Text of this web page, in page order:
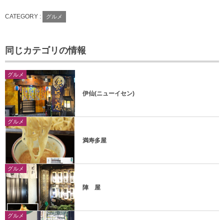
CATEGORY : グルメ
同じカテゴリの情報
グルメ
伊仙(ニューイセン)
グルメ
満寿多屋
グルメ
陣 屋
グルメ